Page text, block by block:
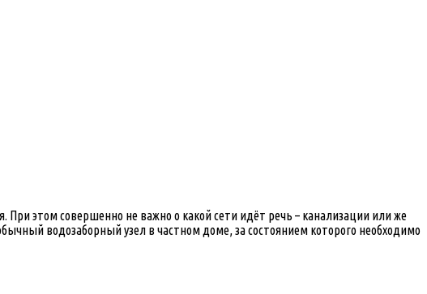
этом совершенно не важно о какой сети идёт речь – канализации или же
водозаборный узел в частном доме, за состоянием которого необходимо